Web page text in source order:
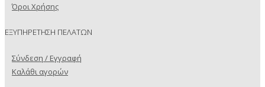
Όροι Χρήσης
ΕΞΥΠΗΡΕΤΗΣΗ ΠΕΛΑΤΩΝ
Σύνδεση / Εγγραφή
Καλάθι αγορών